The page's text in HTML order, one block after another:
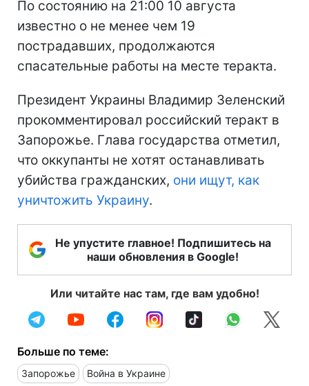
По состоянию на 21:00 10 августа
известно о не менее чем 19
пострадавших, продолжаются
спасательные работы на месте теракта.
Президент Украины Владимир Зеленский
прокомментировал российский теракт в
Запорожье. Глава государства отметил,
что оккупанты не хотят останавливать
убийства гражданских, они ищут, как
уничтожить Украину.
Не упустите главное! Подпишитесь на
наши обновления в Google!
Или читайте нас там, где вам удобно!
Больше по теме:
Запорожье Война в Украине